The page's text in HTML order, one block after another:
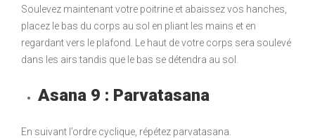
Soulevez maintenant votre poitrine et abaissez vos hanches,
placez le bas du corps au sol en pliant les mains et en
regardant vers le plafond. Le haut de votre corps sera soulevé
dans les airs tandis que le bas se détendra au sol.
Asana 9 : Parvatasana
En suivant l’ordre cyclique, répétez parvatasana.